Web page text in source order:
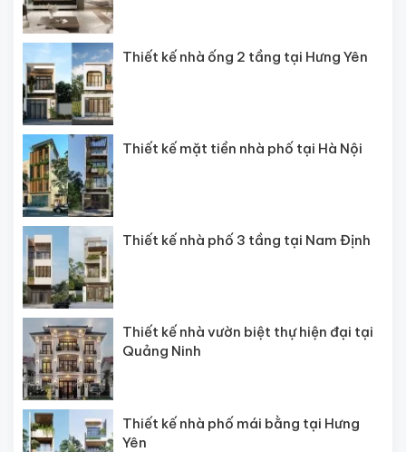
Thiết kế nhà ống 2 tầng tại Hưng Yên
Thiết kế mặt tiền nhà phố tại Hà Nội
Thiết kế nhà phố 3 tầng tại Nam Định
Thiết kế nhà vườn biệt thự hiện đại tại
Quảng Ninh
Thiết kế nhà phố mái bằng tại Hưng
Yên